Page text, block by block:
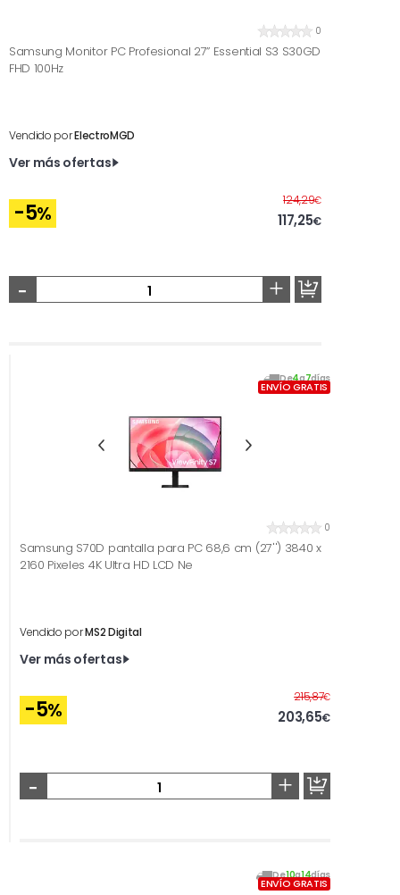
0
Samsung Monitor PC Profesional 27” Essential S3 S30GD
FHD 100Hz
Vendido porElectroMGD
Ver más ofertas
-5%
124,29€Antes
117,25€
- +
De4a7días
ENVÍO GRATIS
0
Samsung S70D pantalla para PC 68,6 cm (27'') 3840 x
2160 Pixeles 4K Ultra HD LCD Ne
Vendido porMS2 Digital
Ver más ofertas
-5%
215,87€Antes
203,65€
- +
De10a14días
ENVÍO GRATIS